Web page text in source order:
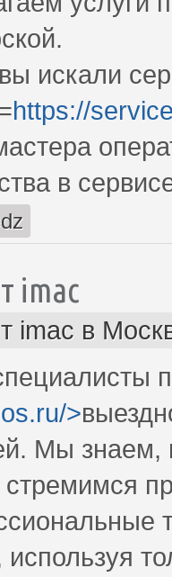
искали
https://
в
imac
imac в
>
Мы знаем,
используя